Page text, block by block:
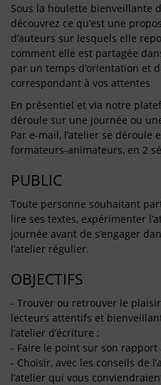
Sous la houlette bienveillante
découvrez ce qu’est une
d’auteurs sur lesquels elle
comment elle est partagée
par un temps d’orientation et
correspondant à vos attentes
En présentiel et via notre
déroule sur une journée ou
Par e-mail, l’atelier se déroule
formateurs-animateurs, en 2
PUBLIC
Toute personne souhaitant
lire ses textes, expérimenter
journée avant de s’engager
l’atelier régulier.
OBJECTIFS
- Trouver ou retrouver le
lecteurs attentifs et
l’atelier d’écriture ;
- Faire le point sur son rapport
- Choisir, avec les conseils de
l’atelier qui vous